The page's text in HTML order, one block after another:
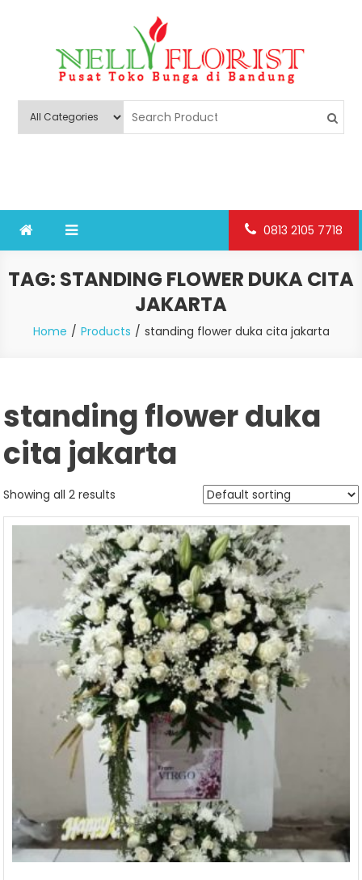
Nelly Florist Bandung
0813 2105 7718
TAG: STANDING FLOWER DUKA CITA
JAKARTA
Home Products standing flower duka cita jakarta
standing flower duka
cita jakarta
Showing all 2 results